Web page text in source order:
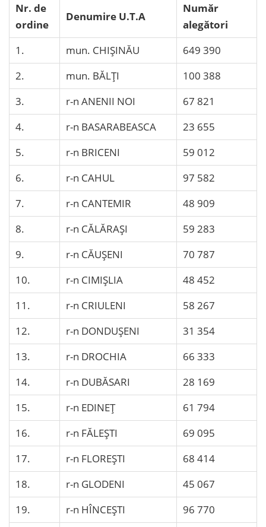
Nr. de
ordine
Denumire U.T.A
Număr
alegători
1.
mun. CHIŞINĂU
649 390
2.
mun. BĂLŢI
100 388
3.
r-n ANENII NOI
67 821
4.
r-n BASARABEASCA
23 655
5.
r-n BRICENI
59 012
6.
r-n CAHUL
97 582
7.
r-n CANTEMIR
48 909
8.
r-n CĂLĂRAŞI
59 283
9.
r-n CĂUŞENI
70 787
10.
r-n CIMIŞLIA
48 452
11.
r-n CRIULENI
58 267
12.
r-n DONDUŞENI
31 354
13.
r-n DROCHIA
66 333
14.
r-n DUBĂSARI
28 169
15.
r-n EDINEŢ
61 794
16.
r-n FĂLEŞTI
69 095
17.
r-n FLOREŞTI
68 414
18.
r-n GLODENI
45 067
19.
r-n HÎNCEŞTI
96 770